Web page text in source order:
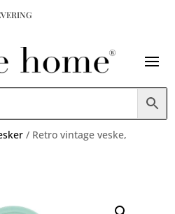
/ Retro vintage veske,